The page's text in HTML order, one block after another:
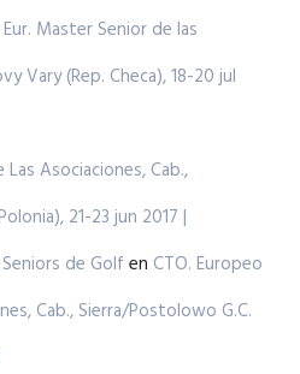
Master Senior de las
Vary (Rep. Checa), 18-20 jul
Asociaciones, Cab.,
21-23 jun 2017 |
de Golf en CTO. Europeo
Cab., Sierra/Postolowo G.C.